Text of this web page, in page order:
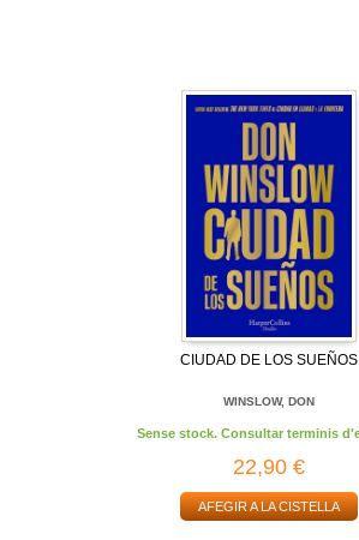
CIUDAD DE LOS SUEÑOS
WINSLOW, DON
Sense stock. Consultar terminis
22,90 €
AFEGIR A LA CISTELLA